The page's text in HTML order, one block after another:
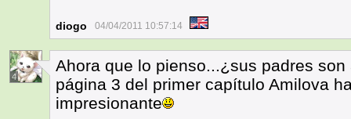
diogo 04/04/2011 10:57:14
4
Ahora que lo pienso...¿sus padres
página 3 del primer capítulo Amilova
impresionante